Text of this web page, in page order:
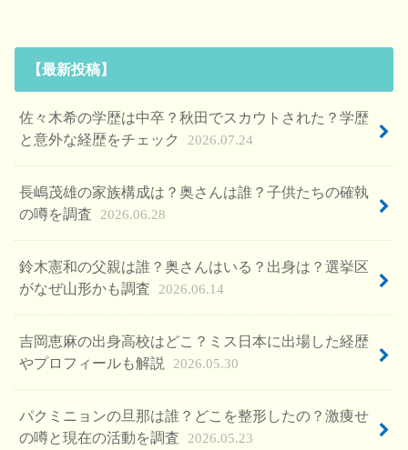
【最新投稿】
佐々木希の学歴は中卒？秋田でスカウトされた？学歴
と意外な経歴をチェック
2026.07.24
長嶋茂雄の家族構成は？奥さんは誰？子供たちの確執
の噂を調査
2026.06.28
鈴木憲和の父親は誰？奥さんはいる？出身は？選挙区
がなぜ山形かも調査
2026.06.14
吉岡恵麻の出身高校はどこ？ミス日本に出場した経歴
やプロフィールも解説
2026.05.30
パクミニョンの旦那は誰？どこを整形したの？激痩せ
の噂と現在の活動を調査
2026.05.23